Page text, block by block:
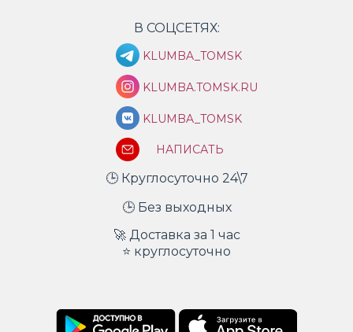
В СОЦСЕТЯХ:
KLUMBA_TOMSK
KLUMBA.TOMSK.RU
KLUMBA_TOMSK
НАПИСАТЬ
🕒 Круглосуточно 24\7
🕒 Без выходных
🚀 Доставка за 1 час
⭐ круглосуточно